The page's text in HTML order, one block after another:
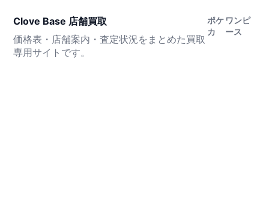
Clove Base 店舗買取
価格表・店舗案内・査定状況をまとめた買取
専用サイトです。
ポケ
カ
ワンピ
ース